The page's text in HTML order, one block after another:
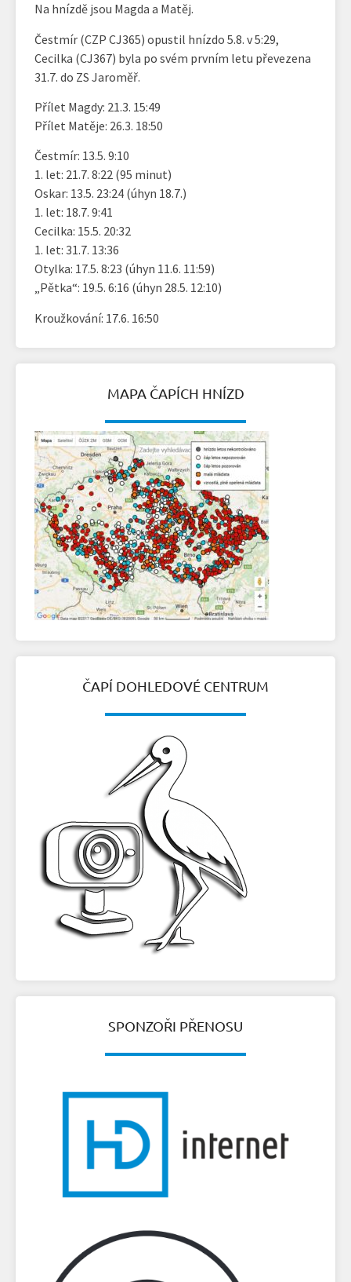
Na hnízdě jsou Magda a Matěj.
Čestmír (CZP CJ365) opustil hnízdo 5.8. v 5:29,
Cecilka (CJ367) byla po svém prvním letu převezena
31.7. do ZS Jaroměř.
Přílet Magdy: 21.3. 15:49
Přílet Matěje: 26.3. 18:50
Čestmír: 13.5. 9:10
1. let: 21.7. 8:22 (95 minut)
Oskar: 13.5. 23:24 (úhyn 18.7.)
1. let: 18.7. 9:41
Cecilka: 15.5. 20:32
1. let: 31.7. 13:36
Otylka: 17.5. 8:23 (úhyn 11.6. 11:59)
„Pětka“: 19.5. 6:16 (úhyn 28.5. 12:10)
Kroužkování: 17.6. 16:50
MAPA ČAPÍCH HNÍZD
ČAPÍ DOHLEDOVÉ CENTRUM
SPONZOŘI PŘENOSU